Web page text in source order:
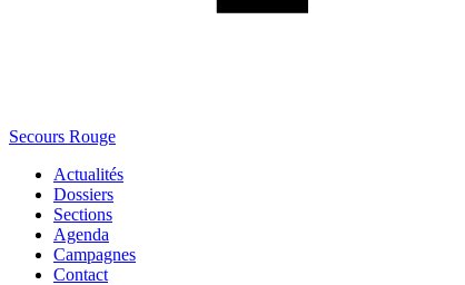
Secours Rouge
Actualités
Dossiers
Sections
Agenda
Campagnes
Contact